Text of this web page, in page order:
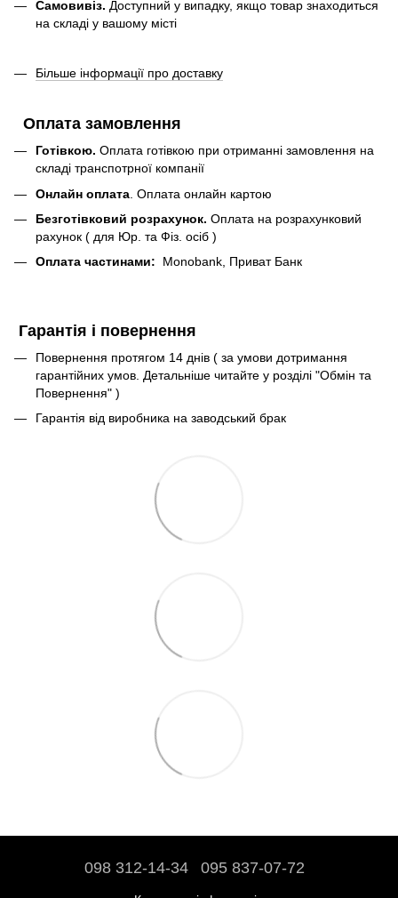
Самовивіз. Доступний у випадку, якщо товар знаходиться
на складі у вашому місті
Більше інформації про доставку
Оплата замовлення
Готівкою. Оплата готівкою при отриманні замовлення на
складі транспотрної компанії
Онлайн оплата . Оплата онлайн картою
Безготівковий розрахунок. Оплата на розрахунковий
рахунок ( для Юр. та Фіз. осіб )
Оплата частинами: Monobank, Приват Банк
Гарантія і повернення
Повернення протягом 14 днів ( за умови дотримання
гарантійних умов. Детальніше читайте у розділі "Обмін та
Повернення" )
Гарантія від виробника на заводський брак
098 312-14-34 095 837-07-72